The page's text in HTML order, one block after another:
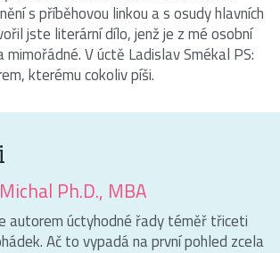
s příběhovou linkou a s osudy hlavních
jste literární dílo, jenž je z mé osobní
V úctě Ladislav Smékal PS:
kterému cokoliv píši.
Ph.D., MBA
autorem úctyhodné řady téměř třiceti
Ač to vypadá na první pohled zcela